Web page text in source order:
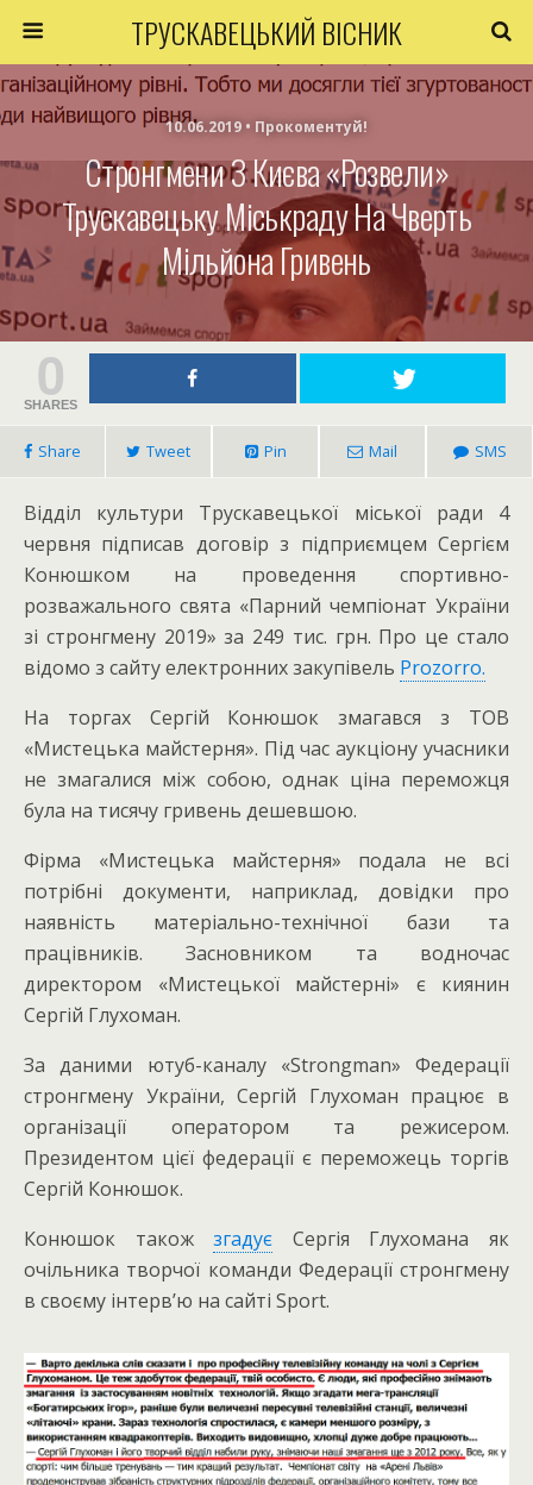
ТРУСКАВЕЦЬКИЙ ВІСНИК
10.06.2019 • Прокоментуй!
Стронгмени З Києва «розвели»
Трускавецьку Міськраду На Чверть
Мільйона Гривень
0
SHARES
Share Tweet Pin Mail SMS
Відділ культури Трускавецької міської ради 4
червня підписав договір з підприємцем Сергієм
Конюшком на проведення спортивно-
розважального свята «Парний чемпіонат України
зі стронгмену 2019» за 249 тис. грн. Про це стало
відомо з сайту електронних закупівель Prozorro.
На торгах Сергій Конюшок змагався з ТОВ
«Мистецька майстерня». Під час аукціону учасники
не змагалися між собою, однак ціна переможця
була на тисячу гривень дешевшою.
Фірма «Мистецька майстерня» подала не всі
потрібні документи, наприклад, довідки про
наявність матеріально-технічної бази та
працівників. Засновником та водночас
директором «Мистецької майстерні» є киянин
Сергій Глухоман.
За даними ютуб-каналу «Strongman» Федерації
стронгмену України, Сергій Глухоман працює в
організації оператором та режисером.
Президентом цієї федерації є переможець торгів
Сергій Конюшок.
Конюшок такожзгадує Сергія Глухомана як
очільника творчої команди Федерації стронгмену
в своєму інтерв’ю на сайті Sport.